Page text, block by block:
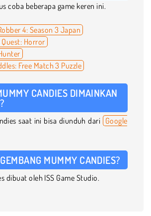
coba beberapa game keren ini.
4: Season 3 Japan
Quest: Horror
Free Match 3 Puzzle
CANDIES DIMAINKAN
saat ini bisa diunduh dari Google
MUMMY CANDIES?
dibuat oleh ISS Game Studio.